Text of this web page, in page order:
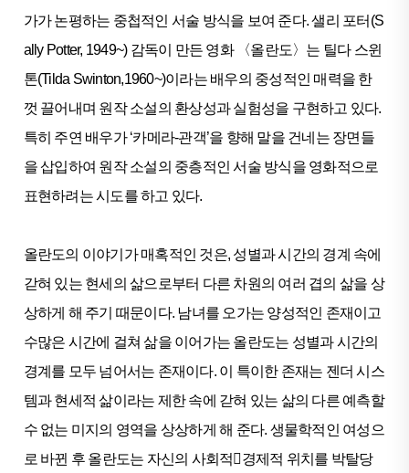
가가 논평하는 중첩적인 서술 방식을 보여 준다. 샐리 포터(S
ally Potter, 1949~) 감독이 만든 영화 〈올란도〉는 틸다 스윈
톤(Tilda Swinton,1960~)이라는 배우의 중성적인 매력을 한
껏 끌어내며 원작 소설의 환상성과 실험성을 구현하고 있다.
특히 주연 배우가 ‘카메라-관객’을 향해 말을 건네는 장면들
을 삽입하여 원작 소설의 중층적인 서술 방식을 영화적으로
표현하려는 시도를 하고 있다.
올란도의 이야기가 매혹적인 것은, 성별과 시간의 경계 속에
갇혀 있는 현세의 삶으로부터 다른 차원의 여러 겹의 삶을 상
상하게 해 주기 때문이다. 남녀를 오가는 양성적인 존재이고
수많은 시간에 걸쳐 삶을 이어가는 올란도는 성별과 시간의
경계를 모두 넘어서는 존재이다. 이 특이한 존재는 젠더 시스
템과 현세적 삶이라는 제한 속에 갇혀 있는 삶의 다른 예측할
수 없는 미지의 영역을 상상하게 해 준다. 생물학적인 여성으
로 바뀐 후 올란도는 자신의 사회적경제적 위치를 박탈당